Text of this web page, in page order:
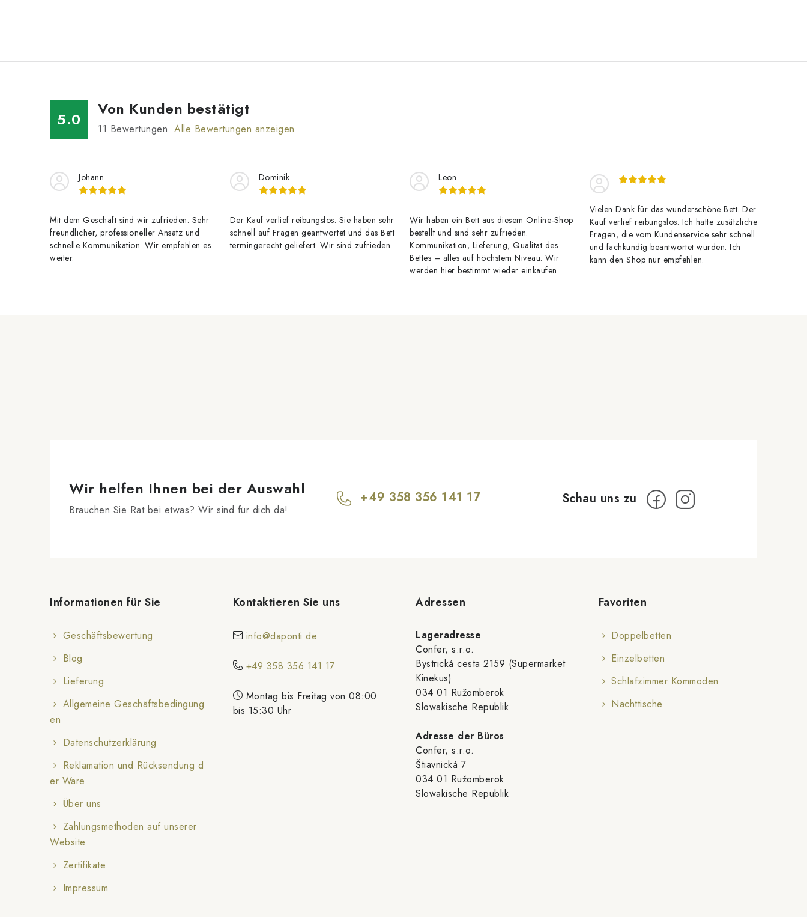
5.0
Von Kunden bestätigt
11 Bewertungen. Alle Bewertungen anzeigen
Johann
Mit dem Geschäft sind wir zufrieden. Sehr
freundlicher, professioneller Ansatz und
schnelle Kommunikation. Wir empfehlen es
weiter.
Dominik
Der Kauf verlief reibungslos. Sie haben sehr
schnell auf Fragen geantwortet und das Bett
termingerecht geliefert. Wir sind zufrieden.
Leon
Wir haben ein Bett aus diesem Online-Shop
bestellt und sind sehr zufrieden.
Kommunikation, Lieferung, Qualität des
Bettes – alles auf höchstem Niveau. Wir
werden hier bestimmt wieder einkaufen.
Vielen Dank für das wunderschöne Bett. Der
Kauf verlief reibungslos. Ich hatte zusätzliche
Fragen, die vom Kundenservice sehr schnell
und fachkundig beantwortet wurden. Ich
kann den Shop nur empfehlen.
Wir helfen Ihnen bei der Auswahl
Brauchen Sie Rat bei etwas? Wir sind für dich da!
+49 358 356 141 17
Informationen für Sie
Geschäftsbewertung
Blog
Lieferung
Allgemeine Geschäftsbedingung
en
Datenschutzerklärung
Reklamation und Rücksendung d
er Ware
Über uns
Zahlungsmethoden auf unserer
Website
Zertifikate
Impressum
Kontaktieren Sie uns
info@daponti.de
+49 358 356 141 17
Montag bis Freitag von 08:00
bis 15:30 Uhr
Adressen
Lageradresse
Confer, s.r.o.
Bystrická cesta 2159 (Supermarket
Kinekus)
034 01 Ružomberok
Slowakische Republik
Adresse der Büros
Confer, s.r.o.
Štiavnická 7
034 01 Ružomberok
Slowakische Republik
Favoriten
Doppelbetten
Einzelbetten
Schlafzimmer Kommoden
Nachttische